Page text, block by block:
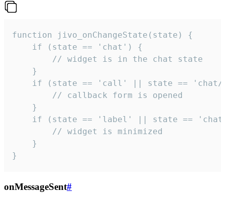
function jivo_onChangeState(state) {
    if (state == 'chat') {
        // widget is in the chat state
    }
if (state == 'call' || state ==
        // callback form is opened
    }
if (state == 'label' || state ==
        // widget is minimized
    }
}
onMessageSent#